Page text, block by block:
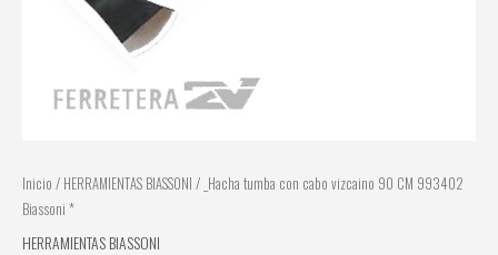
Inicio / HERRAMIENTAS BIASSONI / _Hacha tumba con cabo vizcaino 90 CM 993402
Biassoni *
HERRAMIENTAS BIASSONI